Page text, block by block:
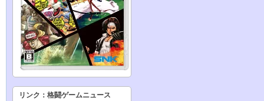
リンク：格闘ゲームニュース